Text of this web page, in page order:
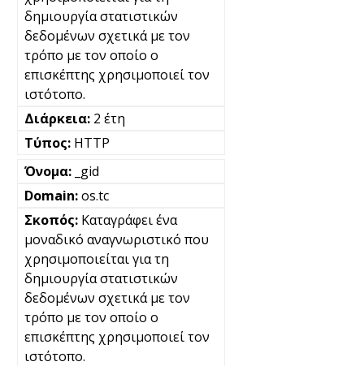
δημιουργία στατιστικών
δεδομένων σχετικά με τον
τρόπο με τον οποίο ο
επισκέπτης χρησιμοποιεί τον
ιστότοπο.
2 έτη
HTTP
_gid
os.tc
Καταγράφει ένα
μοναδικό αναγνωριστικό που
χρησιμοποιείται για τη
δημιουργία στατιστικών
δεδομένων σχετικά με τον
τρόπο με τον οποίο ο
επισκέπτης χρησιμοποιεί τον
ιστότοπο.